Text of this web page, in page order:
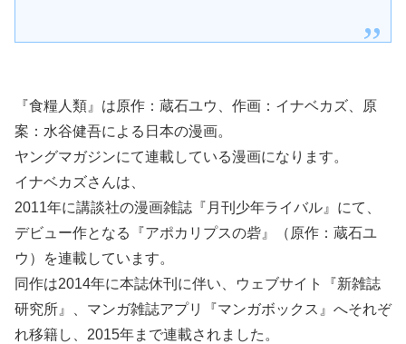
『食糧人類』は原作：蔵石ユウ、作画：イナベカズ、原
案：水谷健吾による日本の漫画。
ヤングマガジンにて連載している漫画になります。
イナベカズさんは、
2011年に講談社の漫画雑誌『月刊少年ライバル』にて、
デビュー作となる『アポカリプスの砦』（原作：蔵石ユ
ウ）を連載しています。
同作は2014年に本誌休刊に伴い、ウェブサイト『新雑誌
研究所』、マンガ雑誌アプリ『マンガボックス』へそれぞ
れ移籍し、2015年まで連載されました。